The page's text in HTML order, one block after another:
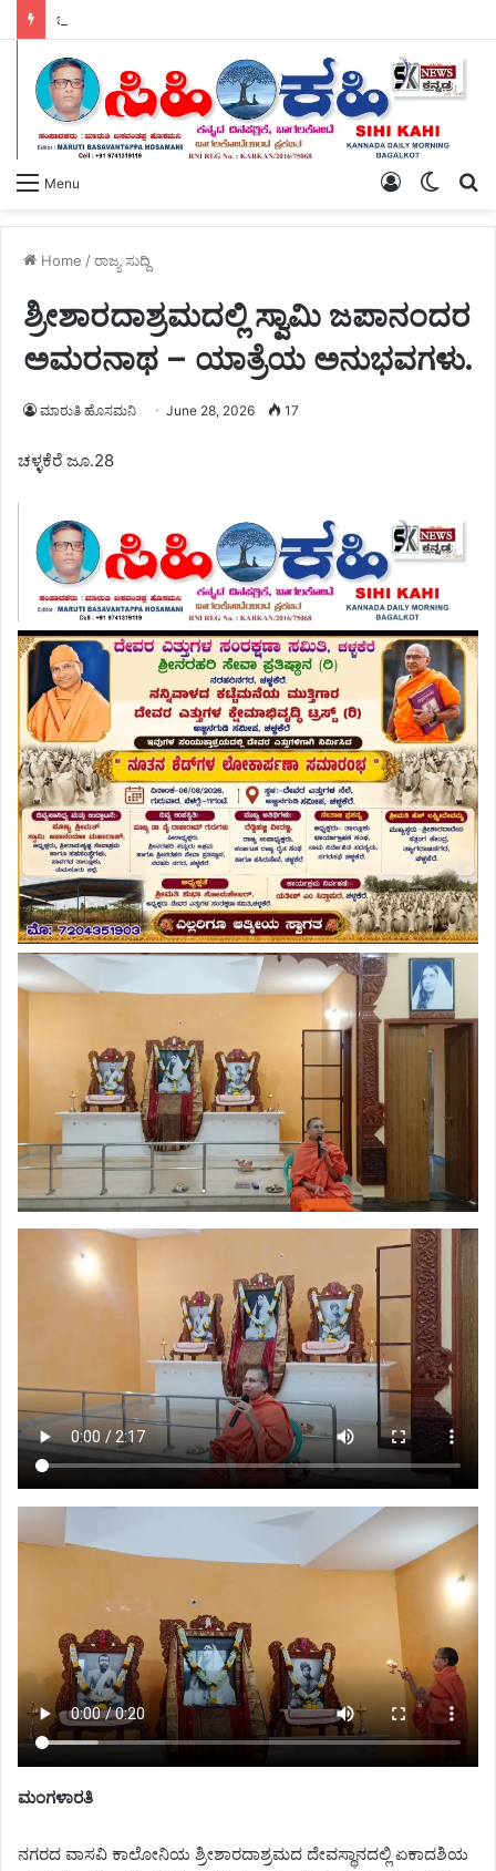
Menu
Switch
Log
Home /ರಾಜ್ಯ ಸುದ್ದಿ
ಶ್ರೀಶಾರದಾಶ್ರಮದಲ್ಲಿ ಸ್ವಾಮಿ ಜಪಾನಂದರ
ಅಮರನಾಥ – ಯಾತ್ರೆಯ ಅನುಭವಗಳು.
ಮಾರುತಿ ಹೊಸಮನಿ June 28, 2026 17
ಚಳ್ಳಕೆರೆ ಜೂ.28
ಮಂಗಳಾರತಿ
ನಗರದ ವಾಸವಿ ಕಾಲೋನಿಯ ಶ್ರೀಶಾರದಾಶ್ರಮದ ದೇವಸ್ಥಾನದಲ್ಲಿ ಏಕಾದಶಿಯ